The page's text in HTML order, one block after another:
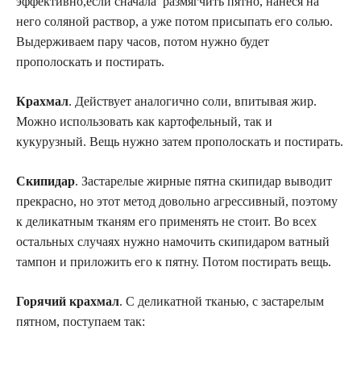
него соляной раствор, а уже потом присыпать его солью.
Выдерживаем пару часов, потом нужно будет
прополоскать и постирать.
Крахмал. Действует аналогично соли, впитывая жир.
Можно использовать как картофельный, так и
кукурузный. Вещь нужно затем прополоскать и постирать.
Скипидар. Застарелые жирные пятна скипидар выводит
прекрасно, но этот метод довольно агрессивный, поэтому
к деликатным тканям его применять не стоит. Во всех
остальных случаях нужно намочить скипидаром ватный
тампон и приложить его к пятну. Потом постирать вещь.
Горячий крахмал. С деликатной тканью, с застарелым
пятном, поступаем так: